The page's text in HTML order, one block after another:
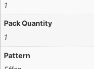
1
Pack Quantity
1
Pattern